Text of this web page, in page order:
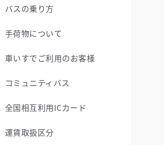
バスの乗り方
手荷物について
車いすでご利用のお客様
コミュニティバス
全国相互利用ICカード
運賃取扱区分